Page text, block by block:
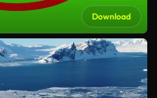
Download